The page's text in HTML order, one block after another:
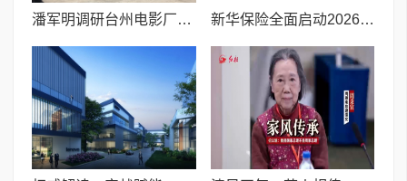
潘军明调研台州电影厂时强调 锚定文化强市战略 擘画影视创新“台州篇章” 新华保险全面启动2026年“3·15”金融消费者权益保护教育宣传活动